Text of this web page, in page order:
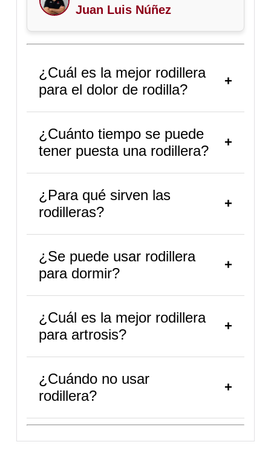
Juan Luis Núñez
¿Cuál es la mejor rodillera
para el dolor de rodilla?
¿Cuánto tiempo se puede
tener puesta una rodillera?
¿Para qué sirven las
rodilleras?
¿Se puede usar rodillera
para dormir?
¿Cuál es la mejor rodillera
para artrosis?
¿Cuándo no usar
rodillera?